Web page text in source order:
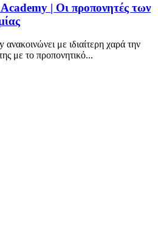
| Οι προπονητές των
με ιδιαίτερη χαρά την
με το προπονητικό...